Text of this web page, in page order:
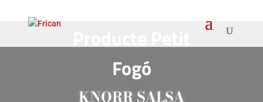
Fogó
KNORR SALSA